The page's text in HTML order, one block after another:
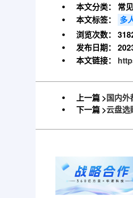
本文分类：
常
本文标签：
多
浏览次数：
发布日期：
本文链接：
上一篇 >国内外
下一篇 >云盘选